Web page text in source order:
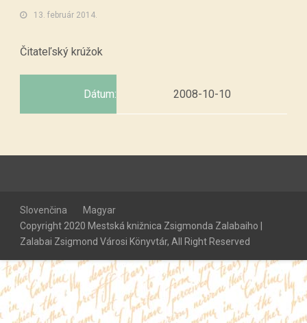
13. február 2014.
Čitateľský krúžok
Dátum: 2008-10-10
Slovenčina
Magyar
Copyright 2020 Mestská knižnica Zsigmonda Zalabaiho |
Zalabai Zsigmond Városi Könyvtár, All Right Reserved